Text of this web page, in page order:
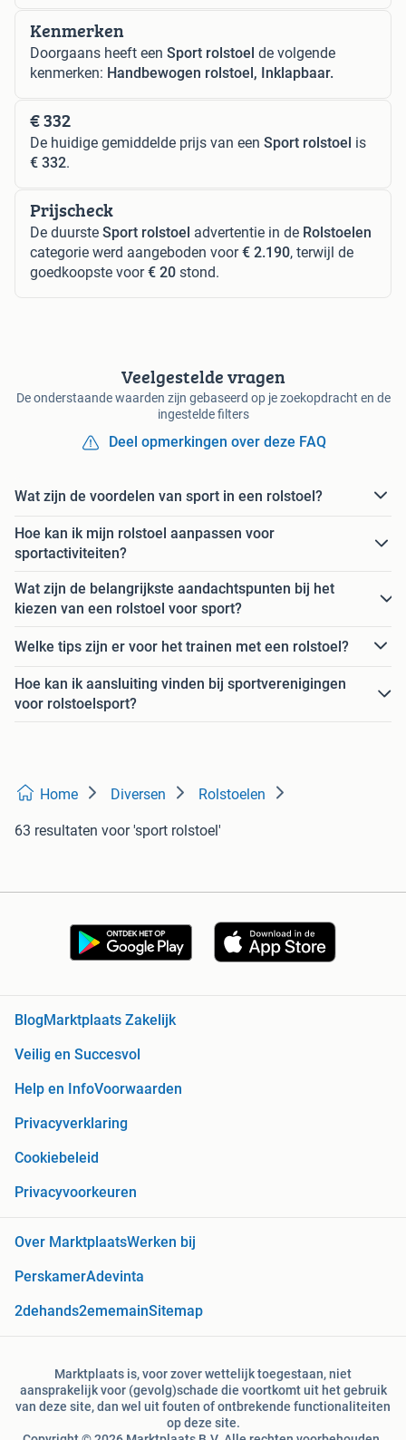
Kenmerken
Doorgaans heeft een Sport rolstoel de volgende
kenmerken: Handbewogen rolstoel, Inklapbaar.
€ 332
De huidige gemiddelde prijs van een Sport rolstoel is
€ 332.
Prijscheck
De duurste Sport rolstoel advertentie in de Rolstoelen
categorie werd aangeboden voor€ 2.190, terwijl de
goedkoopste voor€ 20 stond.
Veelgestelde vragen
De onderstaande waarden zijn gebaseerd op je zoekopdracht en de
ingestelde filters
Deel opmerkingen over deze FAQ
Wat zijn de voordelen van sport in een rolstoel?
Hoe kan ik mijn rolstoel aanpassen voor
sportactiviteiten?
Wat zijn de belangrijkste aandachtspunten bij het
kiezen van een rolstoel voor sport?
Welke tips zijn er voor het trainen met een rolstoel?
Hoe kan ik aansluiting vinden bij sportverenigingen
voor rolstoelsport?
Home Diversen Rolstoelen
63 resultaten voor 'sport rolstoel'
Blog Marktplaats Zakelijk
Veilig en Succesvol
Help en InfoVoorwaarden
Privacyverklaring
Cookiebeleid
Privacyvoorkeuren
Over MarktplaatsWerken bij
PerskamerAdevinta
2dehands2ememainSitemap
Marktplaats is, voor zover wettelijk toegestaan, niet
aansprakelijk voor (gevolg)schade die voortkomt uit het gebruik
van deze site, dan wel uit fouten of ontbrekende functionaliteiten
op deze site.